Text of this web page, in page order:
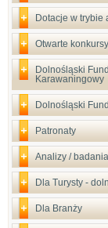
Dotacje w trybie
Otwarte
Dolnośląski
Karawaningowy
Dolnośląski
Patronaty
Analizy / badania
Dla Turysty -
Dla Branży